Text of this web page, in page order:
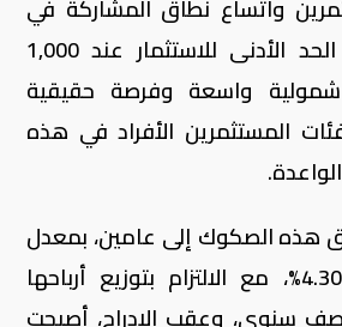
واتساع نطاق المشاركة في
السوق، كما حُدد الحد الأدنى للاستثمار عند 1,000
واسعة وفرصة حقيقية
المستثمرين الأفراد في هذه
هذه الصكوك إلى عامين، بمعدل
ربح سنوي قدره 4.30%، مع الالتزام بتوزيع أرباحها
سنوي، وعقب الإدراج، أصبحت